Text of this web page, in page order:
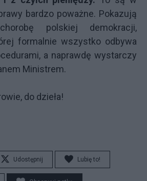
bardzo poważne. Pokazują
polskiej demokracji,
formalnie wszystko odbywa
a naprawdę wystarczy
Ministrem.
do dzieła!
Udostępnij Lubię to!